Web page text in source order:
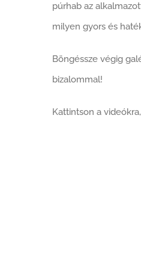
púrhab az
milyen gyors és
Böngéssze végig
bizalommal!
Kattintson a